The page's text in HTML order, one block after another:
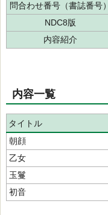
問合わせ番号（書誌番号）
NDC8版
内容紹介
内容一覧
タイトル
朝顔
乙女
玉鬘
初音